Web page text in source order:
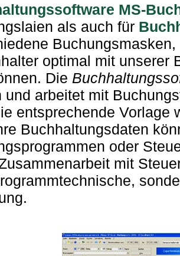
MS-
als auch für
optimal mit unserer
Die
und arbeitet mit
entsprechende Vorlage
Buchhaltungsdaten
oder
mit